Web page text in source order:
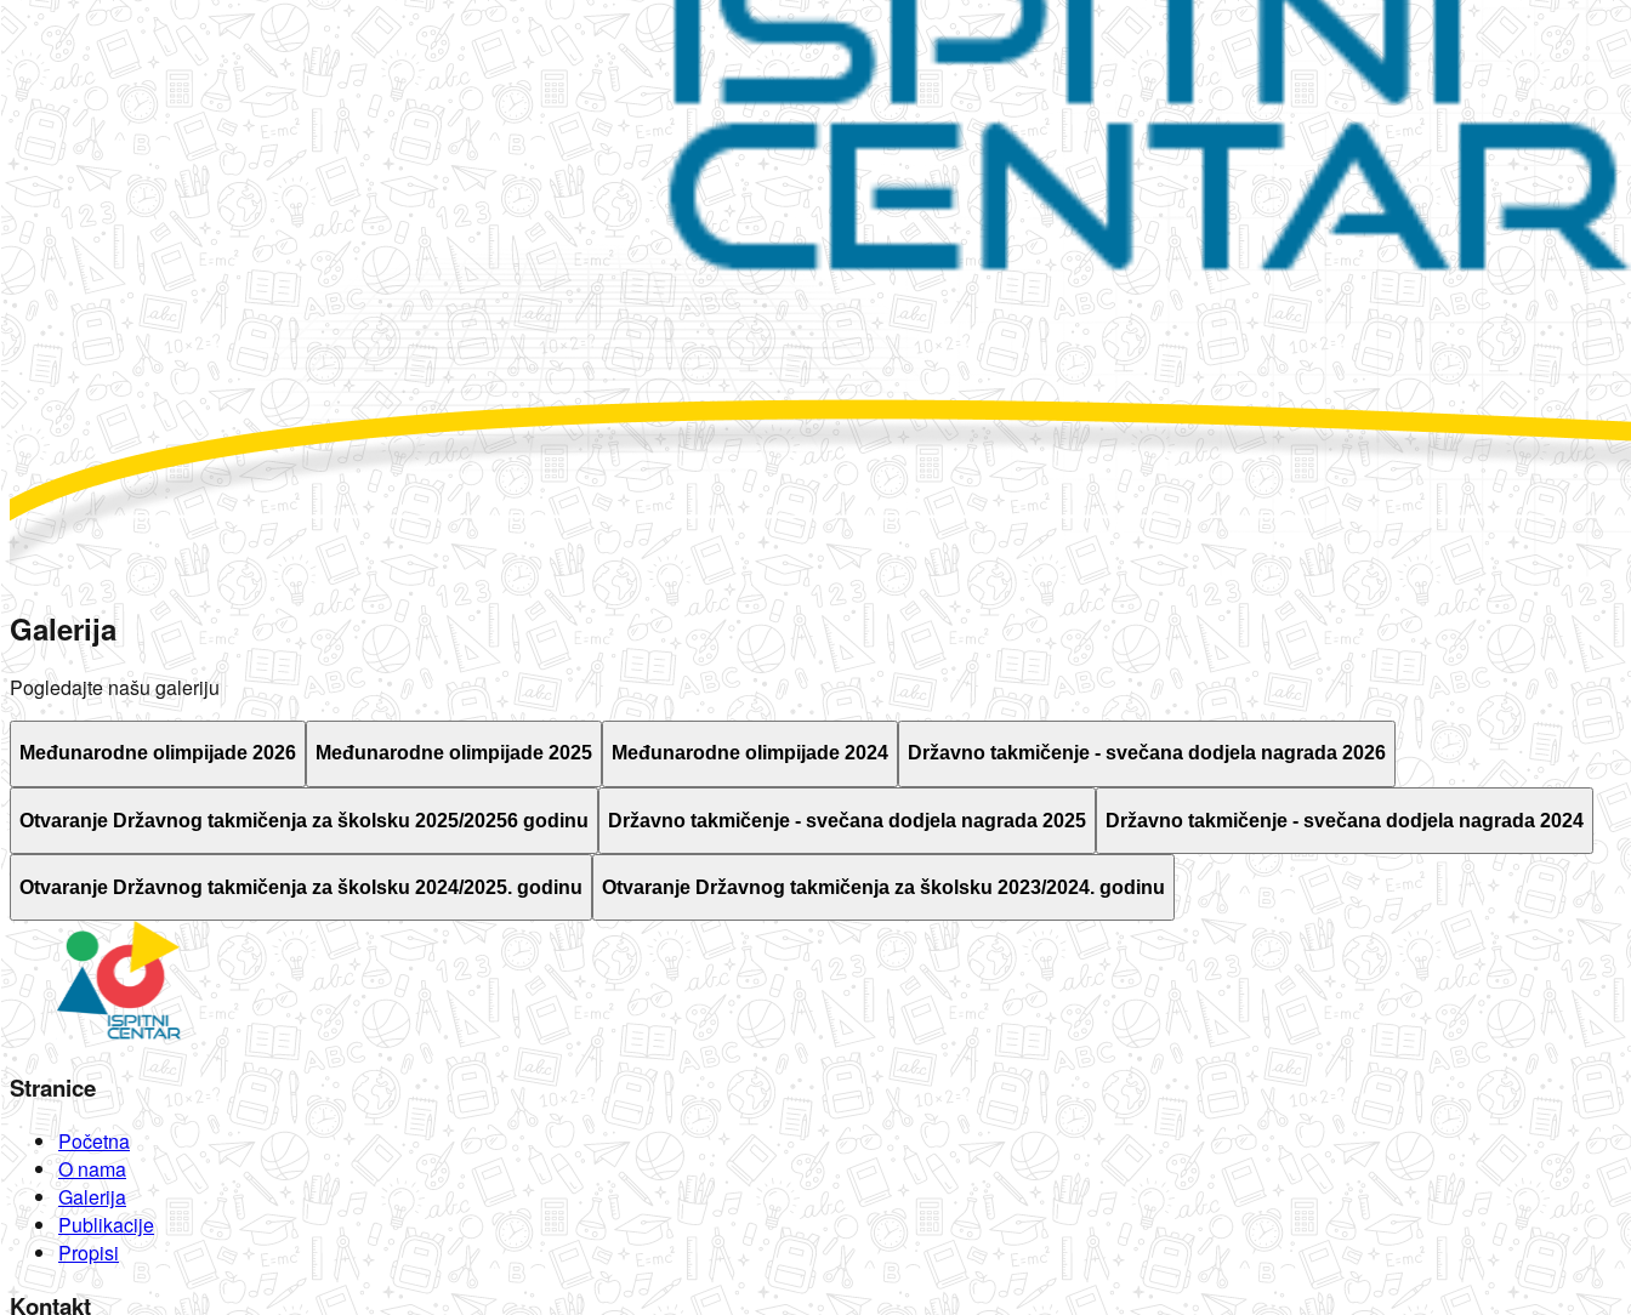
Galerija
Pogledajte našu galeriju
Međunarodne olimpijade 2026 Međunarodne olimpijade 2025 Međunarodne olimpijade 2024 Državno takmičenje - svečana dodjela nagrada 2026
Otvaranje Državnog takmičenja za školsku 2025/20256 godinu Državno takmičenje - svečana dodjela nagrada 2025 Državno takmičenje - svečana dodjela nagrada 2024
Otvaranje Državnog takmičenja za školsku 2024/2025. godinu Otvaranje Državnog takmičenja za školsku 2023/2024. godinu
Stranice
Početna
O nama
Galerija
Publikacije
Propisi
Kontakt